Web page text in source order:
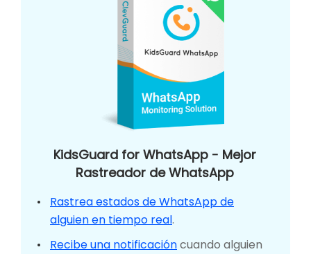
KidsGuard for WhatsApp - Mejor
Rastreador de WhatsApp
Rastrea estados de WhatsApp de
alguien en tiempo real.
Recibe una notificacióncuando alguien